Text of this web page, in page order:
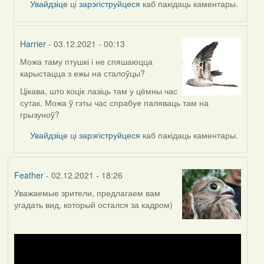
Увайдзіце цізарэгіструйцеся каб пакідаць каментары.
Harrier - 03.12.2021 - 00:13
In
reply
to
by
Lighty
Можа таму птушкі і не спяшаюцца
карыстацца з ежы на сталоўцы?
Цікава, што коцік лазіць там у цёмны час
сутак. Можа ў гэты час спрабуе паляваць там на
грызуноў?
Увайдзіце цізарэгіструйцеся каб пакідаць каментары.
Feather- 02.12.2021 - 18:26
Уважаемые зрители, предлагаем вам
угадать вид, который остался за кадром)